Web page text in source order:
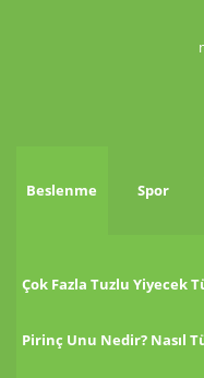
Beslenme Spor